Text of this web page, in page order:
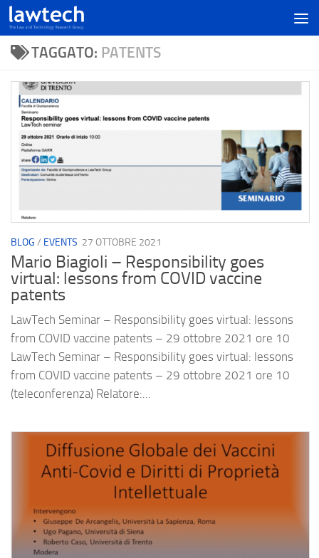
TAGGATO: PATENTS
BLOG / EVENTS 27 OTTOBRE 2021
Mario Biagioli – Responsibility goes
virtual: lessons from COVID vaccine
patents
LawTech Seminar – Responsibility goes virtual: lessons
from COVID vaccine patents – 29 ottobre 2021 ore 10
LawTech Seminar – Responsibility goes virtual: lessons
from COVID vaccine patents – 29 ottobre 2021 ore 10
(teleconferenza) Relatore:...